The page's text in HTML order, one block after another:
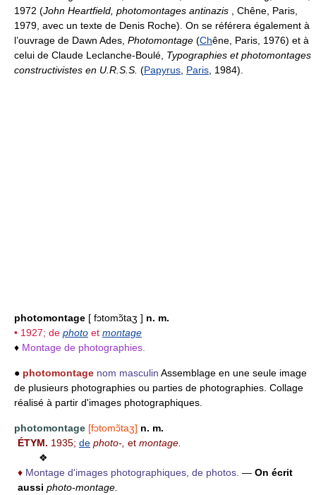
1972 (John Heartfield, photomontages antinazis , Chêne, Paris,
1979, avec un texte de Denis Roche). On se référera également à
l’ouvrage de Dawn Ades, Photomontage (Chêne, Paris, 1976) et à
celui de Claude Leclanche-Boulé, Typographies et photomontages
constructivistes en U.R.S.S. (Papyrus, Paris, 1984).
photomontage [ fɔtomɔ̃taʒ ] n. m.
• 1927; de photo et montage
♦ Montage de photographies.
● photomontage nom masculin Assemblage en une seule image
de plusieurs photographies ou parties de photographies. Collage
réalisé à partir d'images photographiques.
photomontage [fɔtomɔ̃taʒ] n. m.
ÉTYM. 1935; de photo-, et montage.
❖
♦ Montage d'images photographiques, de photos. — On écrit
aussi photo-montage.